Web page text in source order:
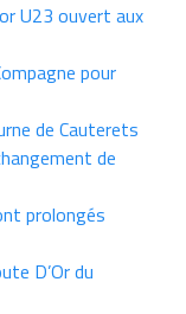
U23 ouvert aux
pour
de Cauterets
de
prolongés
D’Or du